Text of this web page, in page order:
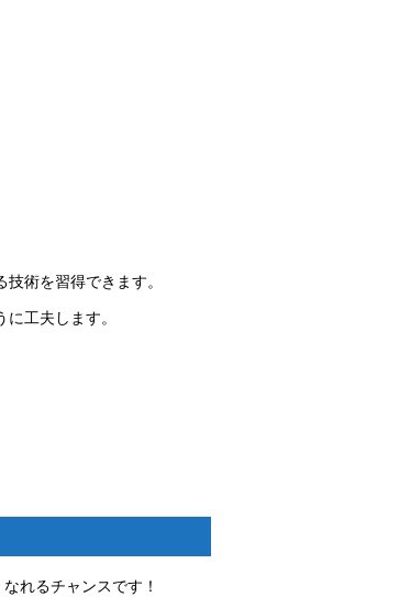
術を習得できます。
工夫します。
れるチャンスです！